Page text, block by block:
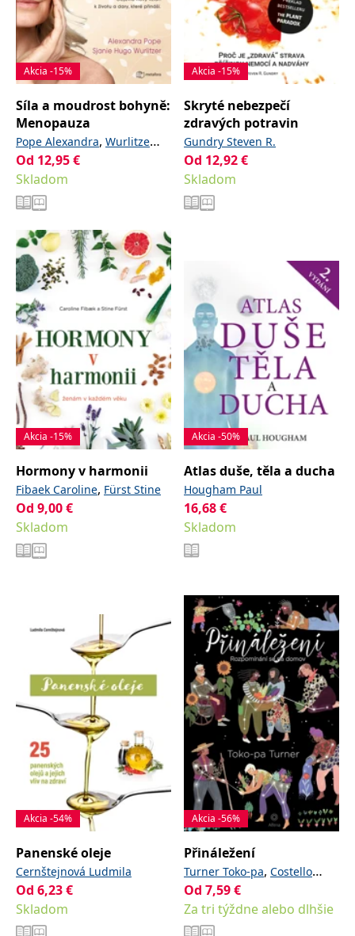
Akcia -15%
Síla a moudrost bohyně:
Menopauza
Pope Alexandra, Wurlitze
Hugo Sjanie
Od 12,95€
Skladom
Akcia -15%
Skryté nebezpečí
zdravých potravin
Gundry Steven R.
Od 12,92€
Skladom
Akcia -15%
Hormony v harmonii
Fibaek Caroline, Fürst Stine
Od 9,00€
Skladom
Akcia -50%
Atlas duše, těla a ducha
Hougham Paul
16,68€
Skladom
Akcia -54%
Panenské oleje
Cernštejnová Ludmila
Od 6,23€
Skladom
Akcia -56%
Přináležení
Turner Toko-pa, Costello
Molly
Od 7,59€
Za tri týždne alebo dlhšie